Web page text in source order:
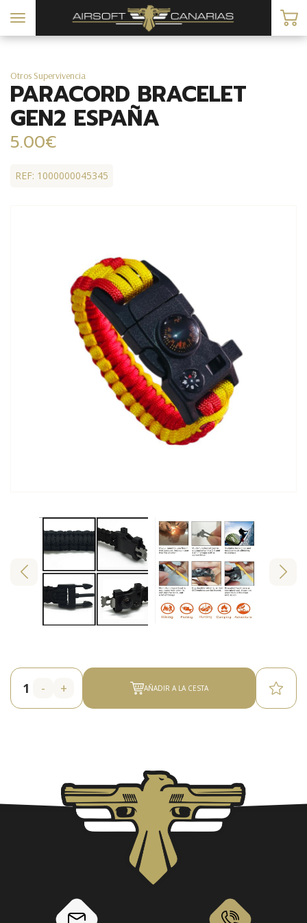
Toggle
navigation
Otros Supervivencia
PARACORD BRACELET
GEN2 ESPAÑA
5.00€
REF: 1000000045345
- + AÑADIR A LA CESTA